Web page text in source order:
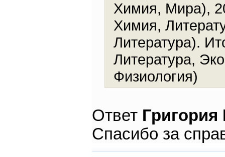
Химия, Мира),
Химия,
Литература).
Литература,
Физиология)
Ответ
Спасибо за